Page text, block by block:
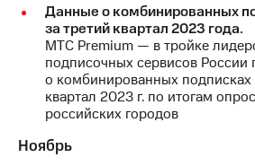
Данные о комбинированных
за третий квартал 2023 года.
МТС Premium — в тройке
подписочных сервисов
о комбинированных подписках
квартал 2023 г. по итогам
российских городов
Ноябрь